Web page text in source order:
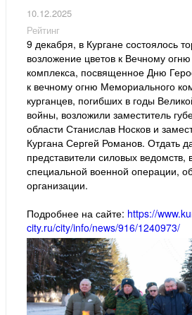
10.12.2025
Рейтинг
9 декабря, в Кургане состоялось
возложение цветов к Вечному
комплекса, посвященное Дню
к вечному огню Мемориального
курганцев, погибших в годы
войны, возложили заместитель
области Станислав Носков и
Кургана Сергей Романов. Отдать
представители силовых ведомств,
специальной военной операции,
организации.
Подробнее на сайте: https://
city.ru/city/info/news/916/1240973/